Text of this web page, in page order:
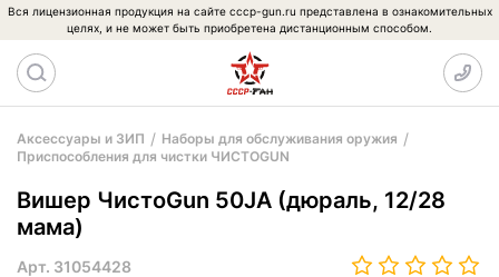
Вся лицензионная продукция на сайте cccp-gun.ru представлена в ознакомительных
целях, и не может быть приобретена дистанционным способом.
Аксессуары и ЗИП
Наборы для обслуживания оружия
Приспособления для чистки ЧИСТОGUN
Вишер ЧистоGun 50JA (дюраль, 12/28
мама)
Арт. 31054428